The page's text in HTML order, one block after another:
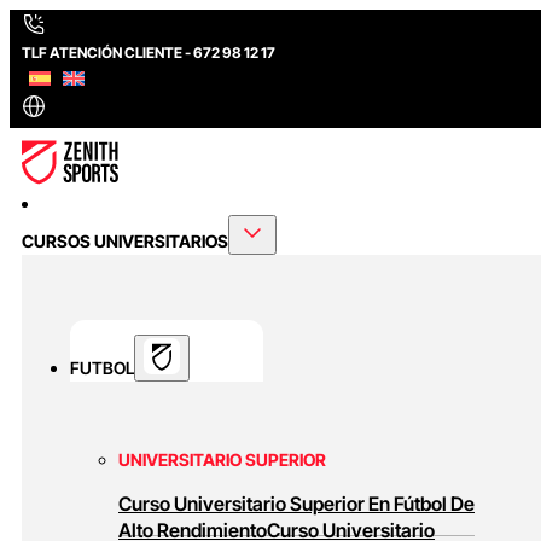
TLF ATENCIÓN CLIENTE - 672 98 12 17
CURSOS UNIVERSITARIOS
FUTBOL
UNIVERSITARIO SUPERIOR
Curso Universitario Superior En Fútbol De
Alto RendimientoCurso Universitario